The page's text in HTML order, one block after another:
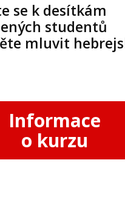
se k desítkám
studentů
mluvit
Informace
o kurzu